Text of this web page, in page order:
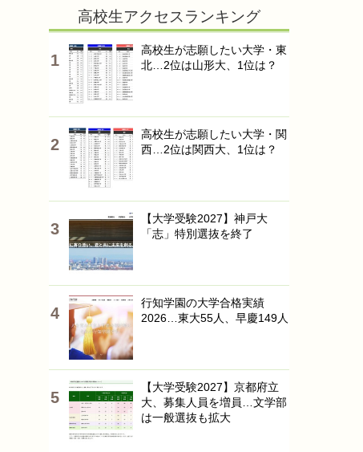
高校生アクセスランキング
高校生が志願したい大学・東
北…2位は山形大、1位は？
高校生が志願したい大学・関
西…2位は関西大、1位は？
【大学受験2027】神戸大
「志」特別選抜を終了
行知学園の大学合格実績
2026…東大55人、早慶149人
【大学受験2027】京都府立
大、募集人員を増員…文学部
は一般選抜も拡大